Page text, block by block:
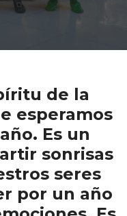
de la
esperamos
Es un
sonrisas
seres
por un año